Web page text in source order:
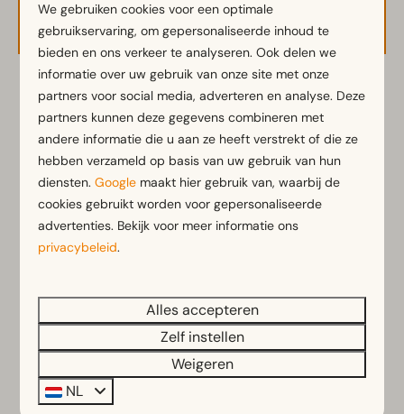
Ingerichte keuken
Combimagnetron
Gasstel
Koelkast met vriesvak
Koffiezetapparaat
Vaatwasser(s)
Ligging
Vrijstaand
Eenpersoonsbed(den): 4
Eenpersoonsdekbedden en kussens
Slaapkamer(s) beneden: 2
Toegankelijkheid
Beschikbaarheid en prijs
2 gasten
ma 10-08-2026 di 11-08-2026
zo
9 aug
ma
10 aug
11 aug
1 nacht
— — —
4 nachten — — —
We gebruiken cookies voor een optimale
gebruikservaring, om gepersonaliseerde inhoud te
bieden en ons verkeer te analyseren. Ook delen we
informatie over uw gebruik van onze site met onze
partners voor social media, adverteren en analyse. Deze
partners kunnen deze gegevens combineren met
andere informatie die u aan ze heeft verstrekt of die ze
hebben verzameld op basis van uw gebruik van hun
diensten.Google maakt hier gebruik van, waarbij de
cookies gebruikt worden voor gepersonaliseerde
advertenties. Bekijk voor meer informatie ons
privacybeleid.
Alles accepteren
Zelf instellen
Weigeren
NL